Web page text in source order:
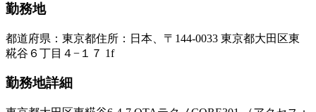
勤務地
都道府県 ： 東京都住所 ： 日本、〒144-0033 東京都大田区東
糀谷６丁目４−１７ 1f
勤務地詳細